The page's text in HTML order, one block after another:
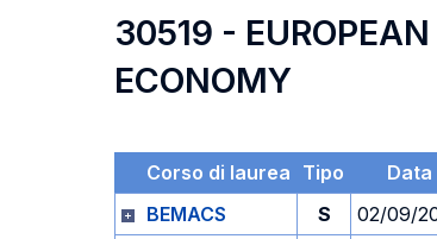
30519 -
ECONOMY
Corso di laurea Tipo Data
BEMACS
S 02/09/